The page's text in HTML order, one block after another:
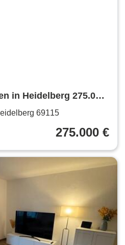
in Heidelberg 275.000
69115
275.000 €